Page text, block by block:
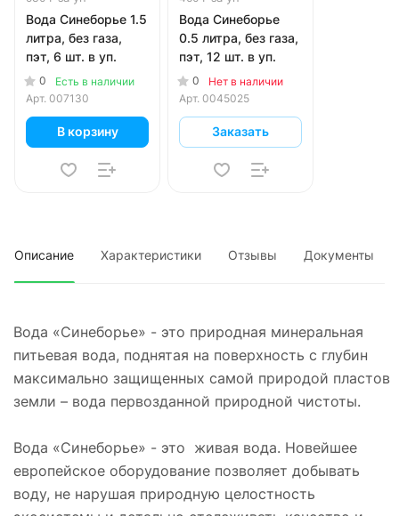
Вода Синеборье 1.5
литра, без газа,
пэт, 6 шт. в уп.
0
Есть в наличии
Арт. 007130
В корзину
Вода Синеборье
0.5 литра, без газа,
пэт, 12 шт. в уп.
0
Нет в наличии
Арт. 0045025
Заказать
Описание Характеристики Отзывы Документы
Вода «Синеборье» - это природная минеральная
питьевая вода, поднятая на поверхность с глубин
максимально защищенных самой природой пластов
земли – вода первозданной природной чистоты.
Вода «Синеборье» - это живая вода. Новейшее
европейское оборудование позволяет добывать
воду, не нарушая природную целостность